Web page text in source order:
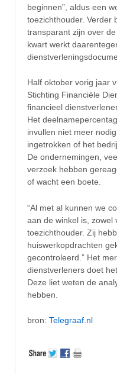
beginnen”, aldus een
toezichthouder. Verder
transparant zijn over
kwart werkt
Half oktober vorig jaar
Stichting Financiële
financieel
Het
invullen niet meer
ingetrokken of het
De ondernemingen,
verzoek hebben
of wacht een boete.
“Al met al kunnen we
aan de winkel is, zowel
toezichthouder. Zij
huiswerkopdrachten
gecontroleerd.” Het
dienstverleners doet
Deze liet weten de
hebben.
bron: Telegraaf.nl